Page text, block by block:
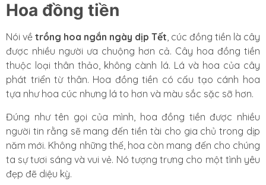
Hoa đồng tiền
Nói về trồng hoa ngắn ngày dịp Tết, cúc đồng tiền là cây
được nhiều người ưa chuộng hơn cả. Cây hoa đồng tiền
thuộc loại thân thảo, không cành lá. Lá và hoa của cây
phát triển từ thân. Hoa đồng tiền có cấu tạo cánh hoa
tựa như hoa cúc nhưng lá to hơn và màu sắc sặc sỡ hơn.
Đúng như tên gọi của mình, hoa đồng tiền được nhiều
người tin rằng sẽ mang đến tiền tài cho gia chủ trong dịp
năm mới. Không những thế, hoa còn mang đến cho chúng
ta sự tươi sáng và vui vẻ. Nó tượng trưng cho một tình yêu
đẹp đẽ diệu kỳ.